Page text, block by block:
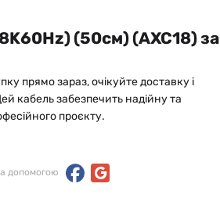
(50см) (AXC18) за
прямо зараз, очікуйте доставку і
кабель забезпечить надійну та
проєкту.
допомогою